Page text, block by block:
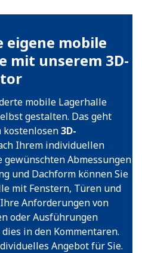
eigene mobile
mit unserem 3D-
mobile Lagerhalle
gestalten. Das geht
kostenlosen3D-
Ihrem individuellen
gewünschten Abmessungen
und Dachform können Sie
mit Fenstern, Türen und
Anforderungen von
oder Ausführungen
in den Kommentaren.
Angebot für Sie.